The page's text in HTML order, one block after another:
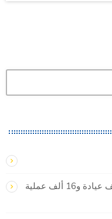
مستشفى سهلول: تأمين أكثر من 500 ألف عيادة و16 ألف عملية